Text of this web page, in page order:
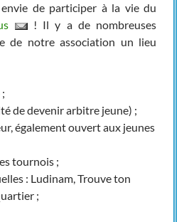
de participer à la vie du
! Il y a de nombreuses
de notre association un lieu
de devenir arbitre jeune) ;
également ouvert aux jeunes
tournois ;
: Ludinam, Trouve ton
;